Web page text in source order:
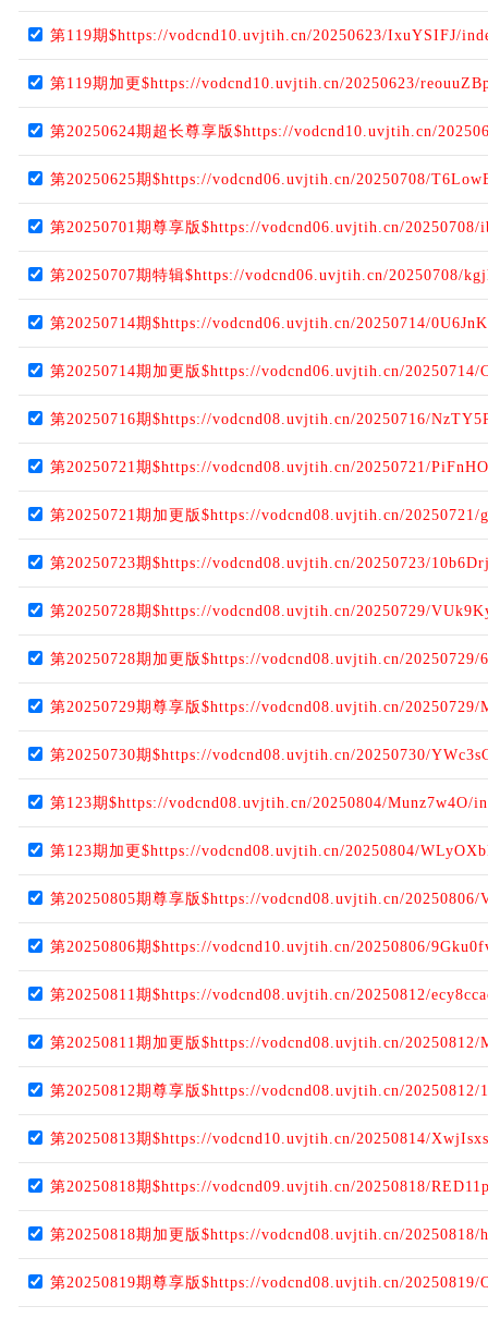
第119期$https://vodcnd10.uvjtih.cn/20250623/IxuYSIFJ/
第119期加更$https://vodcnd10.uvjtih.cn/20250623/
第20250624期超长尊享版$https://vodcnd10.uvjtih.cn/
第20250625期$https://vodcnd06.uvjtih.cn/20250708/
第20250701期尊享版$https://vodcnd06.uvjtih.cn/20250708/
第20250707期特辑$https://vodcnd06.uvjtih.cn/20250708/
第20250714期$https://vodcnd06.uvjtih.cn/20250714/
第20250714期加更版$https://vodcnd06.uvjtih.cn/20250714/
第20250716期$https://vodcnd08.uvjtih.cn/20250716/
第20250721期$https://vodcnd08.uvjtih.cn/20250721/
第20250721期加更版$https://vodcnd08.uvjtih.cn/
第20250723期$https://vodcnd08.uvjtih.cn/20250723/
第20250728期$https://vodcnd08.uvjtih.cn/20250729/
第20250728期加更版$https://vodcnd08.uvjtih.cn/20250729/
第20250729期尊享版$https://vodcnd08.uvjtih.cn/20250729/
第20250730期$https://vodcnd08.uvjtih.cn/20250730/
第123期$https://vodcnd08.uvjtih.cn/20250804/Munz7w4O/
第123期加更$https://vodcnd08.uvjtih.cn/20250804/
第20250805期尊享版$https://vodcnd08.uvjtih.cn/20250806/
第20250806期$https://vodcnd10.uvjtih.cn/20250806/
第20250811期$https://vodcnd08.uvjtih.cn/20250812/
第20250811期加更版$https://vodcnd08.uvjtih.cn/
第20250812期尊享版$https://vodcnd08.uvjtih.cn/20250812/
第20250813期$https://vodcnd10.uvjtih.cn/20250814/
第20250818期$https://vodcnd09.uvjtih.cn/20250818/
第20250818期加更版$https://vodcnd08.uvjtih.cn/
第20250819期尊享版$https://vodcnd08.uvjtih.cn/20250819/